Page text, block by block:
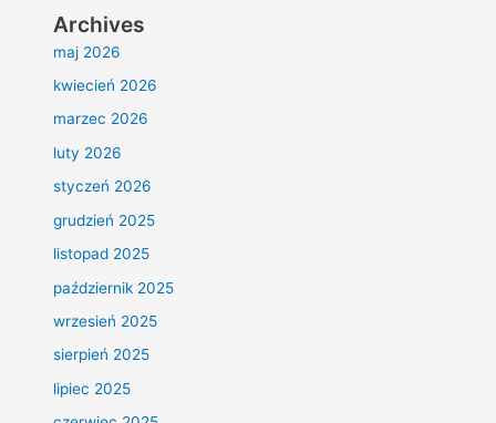
Archives
maj 2026
kwiecień 2026
marzec 2026
luty 2026
styczeń 2026
grudzień 2025
listopad 2025
październik 2025
wrzesień 2025
sierpień 2025
lipiec 2025